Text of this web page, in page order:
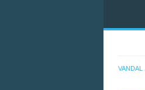
VANDAL